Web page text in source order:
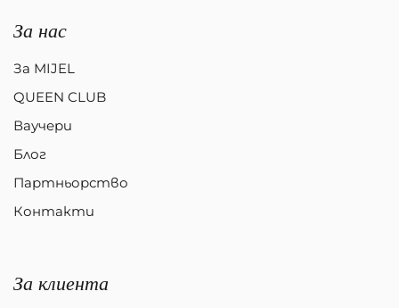
За нас
За MIJEL
QUEEN CLUB
Ваучери
Блог
Партньорство
Контакти
За клиента